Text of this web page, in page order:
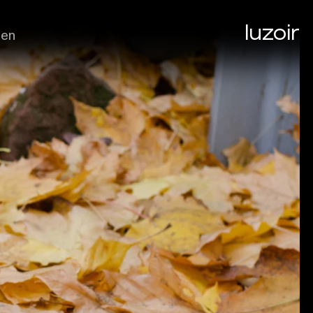
luzoir
en